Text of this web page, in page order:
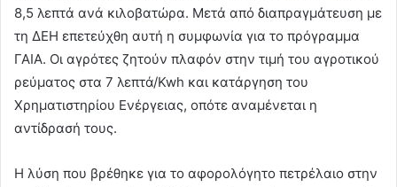
8,5 λεπτά ανά κιλοβατώρα. Μετά από διαπραγμάτευση με
τη ΔΕΗ επετεύχθη αυτή η συμφωνία για το πρόγραμμα
ΓΑΙΑ. Οι αγρότες ζητούν πλαφόν στην τιμή του αγροτικού
ρεύματος στα 7 λεπτά/Kwh και κατάργηση του
Χρηματιστηρίου Ενέργειας, οπότε αναμένεται η
αντίδρασή τους.
Η λύση που βρέθηκε για το αφορολόγητο πετρέλαιο στην